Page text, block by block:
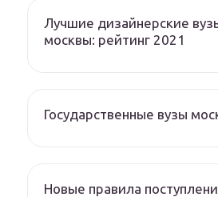
Лучшие дизайнерские
москвы: рейтинг 2021
Государственные вузы
Новые правила